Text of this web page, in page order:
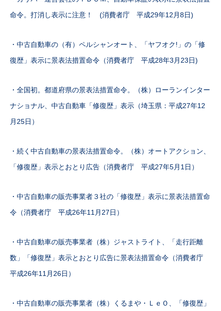
命令。打消し表示に注意！ (消費者庁 平成29年12月8日)
・中古自動車の（有）ペルシャンオート、「ヤフオク!」の「修
復歴」表示に景表法措置命令（消費者庁 平成28年3月23日)
・全国初。都道府県の景表法措置命令。（株）ローランインター
ナショナル、中古自動車「修復歴」表示（埼玉県：平成27年12
月25日）
・続く中古自動車の景表法措置命令。（株）オートアクション、
「修復歴」表示とおとり広告（消費者庁 平成27年5月1日）
・中古自動車の販売事業者３社の「修復歴」表示に景表法措置命
令（消費者庁 平成26年11月27日）
・中古自動車の販売事業者（株）ジャストライト、「走行距離
数」「修復歴」表示とおとり広告に景表法措置命令（消費者庁
平成26年11月26日）
・中古自動車の販売事業者（株）くるまや・ＬｅＯ、「修復歴」